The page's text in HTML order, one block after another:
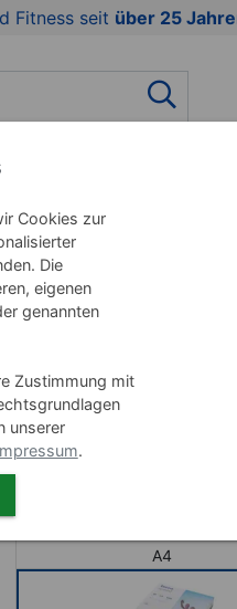
Fitness seit über 25
Tecno Speed
Blatt, weiß
Ausführung
A4
Cookies zur
Die
eigenen
genannten
Zustimmung mit
unserer
.